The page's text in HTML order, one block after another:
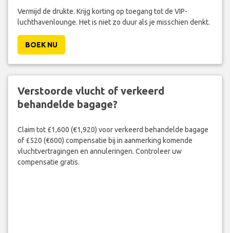
Vermijd de drukte. Krijg korting op toegang tot de VIP-
luchthavenlounge. Het is niet zo duur als je misschien denkt.
BOEK NU
Verstoorde vlucht of verkeerd
behandelde bagage?
Claim tot £1,600 (€1,920) voor verkeerd behandelde bagage
of £520 (€600) compensatie bij in aanmerking komende
vluchtvertragingen en annuleringen. Controleer uw
compensatie gratis.